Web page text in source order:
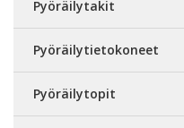
Pyöräilytakit
Pyöräilytietokoneet
Pyöräilytopit